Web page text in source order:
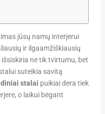
jūsų namų interjerui
ir ilgaamžiškiausių
ne tik tvirtumu, bet
suteikia savitą
stalai puikiai dera tiek
o laikui bėgant